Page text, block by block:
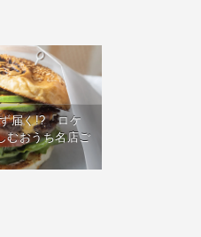
届く!?「ロケ
むおうち名店ご